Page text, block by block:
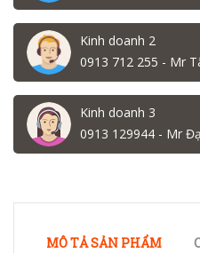
Kinh doanh 2
0913 712 255 - Mr
Kinh doanh 3
0913 129944 - Mr
MÔ TẢ SẢN PHẨM